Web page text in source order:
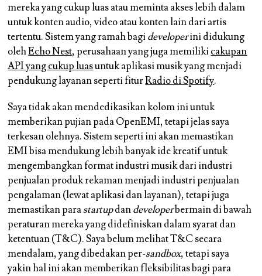
mereka yang cukup luas atau meminta akses lebih dalam
untuk konten audio, video atau konten lain dari artis
tertentu. Sistem yang ramah bagideveloperini didukung
olehEcho Nest, perusahaan yang juga memilikicakupan
API yang cukup luasuntuk aplikasi musik yang menjadi
pendukung layanan seperti fiturRadio di Spotify.
Saya tidak akan mendedikasikan kolom ini untuk
memberikan pujian pada OpenEMI, tetapi jelas saya
terkesan olehnya. Sistem seperti ini akan memastikan
EMI bisa mendukung lebih banyak ide kreatif untuk
mengembangkan format industri musik dari industri
penjualan produk rekaman menjadi industri penjualan
pengalaman (lewat aplikasi dan layanan), tetapi juga
memastikan parastartupdandeveloperbermain di bawah
peraturan mereka yang didefiniskan dalam syarat dan
ketentuan (T&C). Saya belum melihat T&C secara
mendalam, yang dibedakan per-sandbox, tetapi saya
yakin hal ini akan memberikan fleksibilitas bagi para